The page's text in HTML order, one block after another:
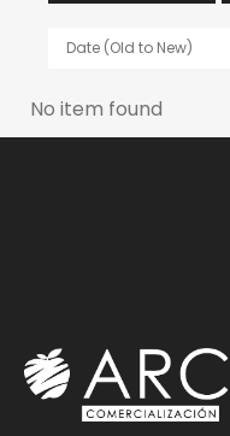
Date (Old to New)
No item found